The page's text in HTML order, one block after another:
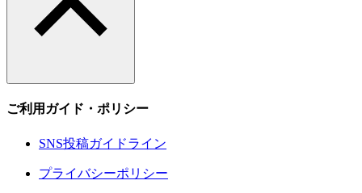
ご利用ガイド・ポリシー
SNS投稿ガイドライン
プライバシーポリシー